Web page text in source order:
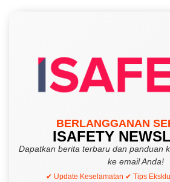
BERLANGGANAN
ISAFETY
Dapatkan berita terbaru dan panduan
ke email Anda!
✔ Update Keselamatan ✔ Tips